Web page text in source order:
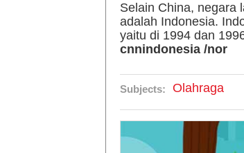
Selain China, negara
adalah Indonesia.
yaitu di 1994 dan
cnnindonesia /nor
Subjects: Olahraga